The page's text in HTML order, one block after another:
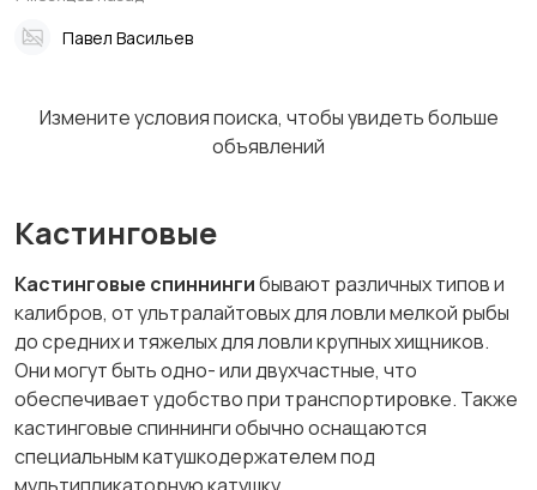
Павел Васильев
Измените условия поиска, чтобы увидеть больше
объявлений
Кастинговые
Кастинговые спиннингибывают различных типов и
калибров, от ультралайтовых для ловли мелкой рыбы
до средних и тяжелых для ловли крупных хищников.
Они могут быть одно- или двухчастные, что
обеспечивает удобство при транспортировке. Также
кастинговые спиннинги обычно оснащаются
специальным катушкодержателем под